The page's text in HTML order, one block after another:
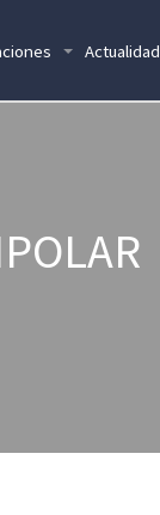
Actualidad